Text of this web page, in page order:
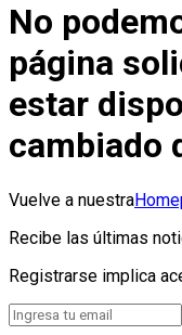
No
página
estar
cambiado
Vuelve a nuestra
Recibe las últimas
Registrarse implica